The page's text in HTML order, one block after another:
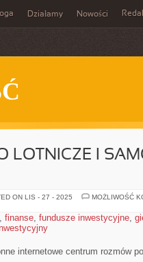
Działamy Nowości
LOTNICZE I
ON LIS - 27 - 2025
MOŻLIWOŚĆ
, finanse, fundusze inwestycyjne,
internetowe centrum rozmów